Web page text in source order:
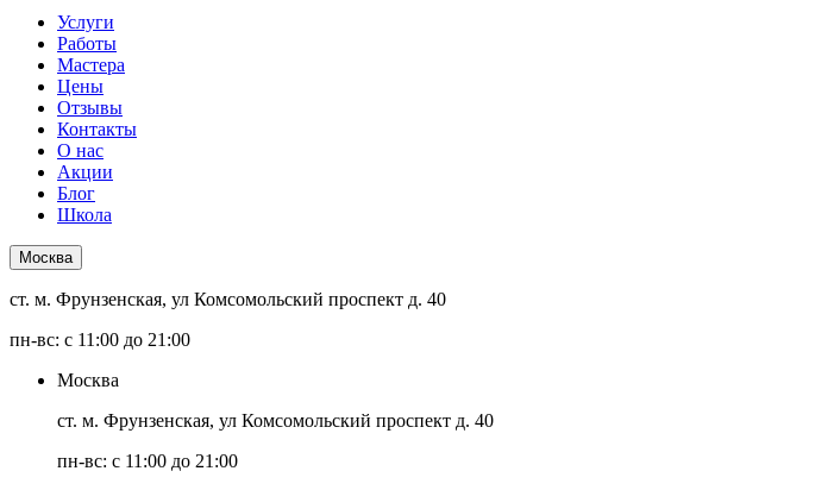
Услуги
Работы
Мастера
Цены
Отзывы
Контакты
О нас
Акции
Блог
Школа
Москва
ст. м. Фрунзенская, ул Комсомольский проспект д. 40
пн-вс: с 11:00 до 21:00
Москва
ст. м. Фрунзенская, ул Комсомольский проспект д. 40
пн-вс: с 11:00 до 21:00